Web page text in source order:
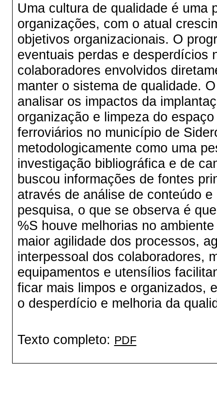
Uma cultura de qualidade é uma
organizações, com o atual
objetivos organizacionais. O
eventuais perdas e desperdícios
colaboradores envolvidos
manter o sistema de qualidade.
analisar os impactos da
organização e limpeza do
ferroviários no município de
metodologicamente como uma
investigação bibliográfica e de
buscou informações de fontes
através de análise de conteúdo
pesquisa, o que se observa é
%S houve melhorias no
maior agilidade dos processos,
interpessoal dos colaboradores,
equipamentos e utensílios
ficar mais limpos e organizados,
o desperdício e melhoria da
Texto completo: PDF